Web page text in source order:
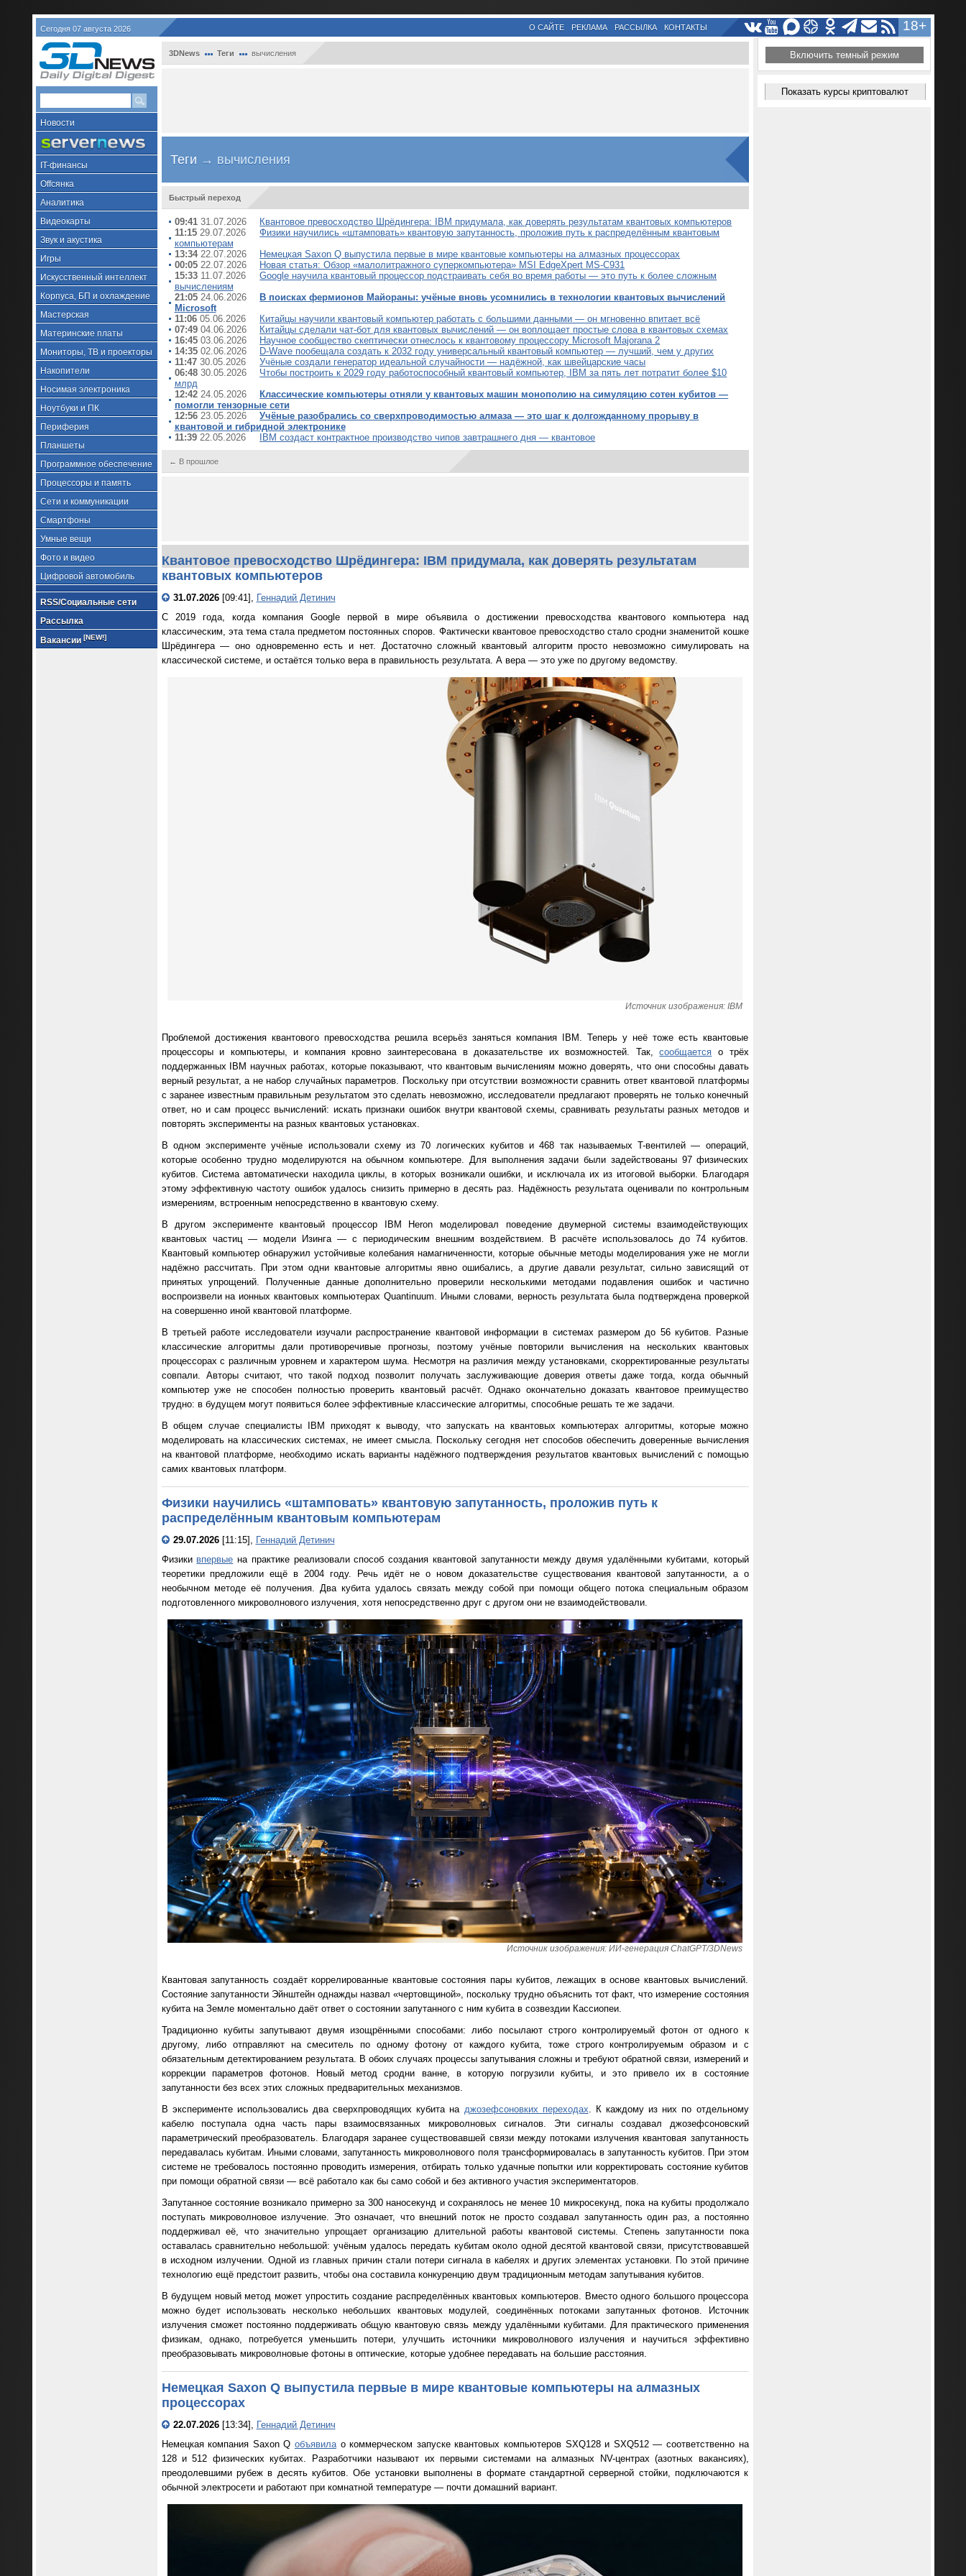
Сегодня 07 августа 2026 18+
О САЙТЕ РЕКЛАМА РАССЫЛКА КОНТАКТЫ
Новости
IT-финансы
Offсянка
Аналитика
Видеокарты
Звук и акустика
Игры
Искусственный интеллект
Корпуса, БП и охлаждение
Мастерская
Материнские платы
Мониторы, ТВ и проекторы
Накопители
Носимая электроника
Ноутбуки и ПК
Периферия
Планшеты
Программное обеспечение
Процессоры и память
Сети и коммуникации
Смартфоны
Умные вещи
Фото и видео
Цифровой автомобиль
RSS/Социальные сети
Рассылка
Вакансии [NEW!]
3DNews Теги вычисления
Теги → вычисления
Быстрый переход
09:4131.07.2026
Квантовое превосходство Шрёдингера: IBM придумала, как доверять результатам квантовых компьютеров
11:1529.07.2026
Физики научились «штамповать» квантовую запутанность, проложив путь к распределённым квантовым
компьютерам
13:3422.07.2026
Немецкая Saxon Q выпустила первые в мире квантовые компьютеры на алмазных процессорах
00:0522.07.2026
Новая статья: Обзор «малолитражного суперкомпьютера» MSI EdgeXpert MS-C931
15:3311.07.2026
Google научила квантовый процессор подстраивать себя во время работы — это путь к более сложным
вычислениям
21:0524.06.2026
В поисках фермионов Майораны: учёные вновь усомнились в технологии квантовых вычислений
Microsoft
11:0605.06.2026
Китайцы научили квантовый компьютер работать с большими данными — он мгновенно впитает всё
07:4904.06.2026
Китайцы сделали чат-бот для квантовых вычислений — он воплощает простые слова в квантовых схемах
16:4503.06.2026
Научное сообщество скептически отнеслось к квантовому процессору Microsoft Majorana 2
14:3502.06.2026
D-Wave пообещала создать к 2032 году универсальный квантовый компьютер — лучший, чем у других
11:4730.05.2026
Учёные создали генератор идеальной случайности — надёжной, как швейцарские часы
06:4830.05.2026
Чтобы построить к 2029 году работоспособный квантовый компьютер, IBM за пять лет потратит более $10
млрд
12:4224.05.2026
Классические компьютеры отняли у квантовых машин монополию на симуляцию сотен кубитов —
помогли тензорные сети
12:5623.05.2026
Учёные разобрались со сверхпроводимостью алмаза — это шаг к долгожданному прорыву в
квантовой и гибридной электронике
11:3922.05.2026 IBM создаст контрактное производство чипов завтрашнего дня — квантовое
← В прошлое
Квантовое превосходство Шрёдингера: IBM придумала, как доверять результатам
квантовых компьютеров
31.07.2026[09:41], Геннадий Детинич
С 2019 года, когда компания Google первой в мире объявила о достижении превосходства квантового компьютера над
классическим, эта тема стала предметом постоянных споров. Фактически квантовое превосходство стало сродни знаменитой кошке
Шрёдингера — оно одновременно есть и нет. Достаточно сложный квантовый алгоритм просто невозможно симулировать на
классической системе, и остаётся только вера в правильность результата. А вера — это уже по другому ведомству.
Источник изображения: IBM
Проблемой достижения квантового превосходства решила всерьёз заняться компания IBM. Теперь у неё тоже есть квантовые
процессоры и компьютеры, и компания кровно заинтересована в доказательстве их возможностей. Так,сообщается о трёх
поддержанных IBM научных работах, которые показывают, что квантовым вычислениям можно доверять, что они способны давать
верный результат, а не набор случайных параметров. Поскольку при отсутствии возможности сравнить ответ квантовой платформы
с заранее известным правильным результатом это сделать невозможно, исследователи предлагают проверять не только конечный
ответ, но и сам процесс вычислений: искать признаки ошибок внутри квантовой схемы, сравнивать результаты разных методов и
повторять эксперименты на разных квантовых установках.
В одном эксперименте учёные использовали схему из 70 логических кубитов и 468 так называемых T-вентилей — операций,
которые особенно трудно моделируются на обычном компьютере. Для выполнения задачи были задействованы 97 физических
кубитов. Система автоматически находила циклы, в которых возникали ошибки, и исключала их из итоговой выборки. Благодаря
этому эффективную частоту ошибок удалось снизить примерно в десять раз. Надёжность результата оценивали по контрольным
измерениям, встроенным непосредственно в квантовую схему.
В другом эксперименте квантовый процессор IBM Heron моделировал поведение двумерной системы взаимодействующих
квантовых частиц — модели Изинга — с периодическим внешним воздействием. В расчёте использовалось до 74 кубитов.
Квантовый компьютер обнаружил устойчивые колебания намагниченности, которые обычные методы моделирования уже не могли
надёжно рассчитать. При этом одни квантовые алгоритмы явно ошибались, а другие давали результат, сильно зависящий от
принятых упрощений. Полученные данные дополнительно проверили несколькими методами подавления ошибок и частично
воспроизвели на ионных квантовых компьютерах Quantinuum. Иными словами, верность результата была подтверждена проверкой
на совершенно иной квантовой платформе.
В третьей работе исследователи изучали распространение квантовой информации в системах размером до 56 кубитов. Разные
классические алгоритмы дали противоречивые прогнозы, поэтому учёные повторили вычисления на нескольких квантовых
процессорах с различным уровнем и характером шума. Несмотря на различия между установками, скорректированные результаты
совпали. Авторы считают, что такой подход позволит получать заслуживающие доверия ответы даже тогда, когда обычный
компьютер уже не способен полностью проверить квантовый расчёт. Однако окончательно доказать квантовое преимущество
трудно: в будущем могут появиться более эффективные классические алгоритмы, способные решать те же задачи.
В общем случае специалисты IBM приходят к выводу, что запускать на квантовых компьютерах алгоритмы, которые можно
моделировать на классических системах, не имеет смысла. Поскольку сегодня нет способов обеспечить доверенные вычисления
на квантовой платформе, необходимо искать варианты надёжного подтверждения результатов квантовых вычислений с помощью
самих квантовых платформ.
Физики научились «штамповать» квантовую запутанность, проложив путь к
распределённым квантовым компьютерам
29.07.2026[11:15],
Геннадий Детинич
Физики впервые на практике реализовали способ создания квантовой запутанности между двумя удалёнными кубитами, который
теоретики предложили ещё в 2004 году. Речь идёт не о новом доказательстве существования квантовой запутанности, а о
необычном методе её получения. Два кубита удалось связать между собой при помощи общего потока специальным образом
подготовленного микроволнового излучения, хотя непосредственно друг с другом они не взаимодействовали.
Источник изображения: ИИ-генерация ChatGPT/3DNews
Квантовая запутанность создаёт коррелированные квантовые состояния пары кубитов, лежащих в основе квантовых вычислений.
Состояние запутанности Эйнштейн однажды назвал «чертовщиной», поскольку трудно объяснить тот факт, что измерение состояния
кубита на Земле моментально даёт ответ о состоянии запутанного с ним кубита в созвездии Кассиопеи.
Традиционно кубиты запутывают двумя изощрёнными способами: либо посылают строго контролируемый фотон от одного к
другому, либо отправляют на смеситель по одному фотону от каждого кубита, тоже строго контролируемым образом и с
обязательным детектированием результата. В обоих случаях процессы запутывания сложны и требуют обратной связи, измерений и
коррекции параметров фотонов. Новый метод сродни ванне, в которую погрузили кубиты, и это привело их в состояние
запутанности без всех этих сложных предварительных механизмов.
В эксперименте использовались два сверхпроводящих кубита на джозефсоновких переходах. К каждому из них по отдельному
кабелю поступала одна часть пары взаимосвязанных микроволновых сигналов. Эти сигналы создавал джозефсоновский
параметрический преобразователь. Благодаря заранее существовавшей связи между потоками излучения квантовая запутанность
передавалась кубитам. Иными словами, запутанность микроволнового поля трансформировалась в запутанность кубитов. При этом
системе не требовалось постоянно проводить измерения, отбирать только удачные попытки или корректировать состояние кубитов
при помощи обратной связи — всё работало как бы само собой и без активного участия экспериментаторов.
Запутанное состояние возникало примерно за 300 наносекунд и сохранялось не менее 10 микросекунд, пока на кубиты продолжало
поступать микроволновое излучение. Это означает, что внешний поток не просто создавал запутанность один раз, а постоянно
поддерживал её, что значительно упрощает организацию длительной работы квантовой системы. Степень запутанности пока
оставалась сравнительно небольшой: учёным удалось передать кубитам около одной десятой квантовой связи, присутствовавшей
в исходном излучении. Одной из главных причин стали потери сигнала в кабелях и других элементах установки. По этой причине
технологию ещё предстоит развить, чтобы она составила конкуренцию двум традиционным методам запутывания кубитов.
В будущем новый метод может упростить создание распределённых квантовых компьютеров. Вместо одного большого процессора
можно будет использовать несколько небольших квантовых модулей, соединённых потоками запутанных фотонов. Источник
излучения сможет постоянно поддерживать общую квантовую связь между удалёнными кубитами. Для практического применения
физикам, однако, потребуется уменьшить потери, улучшить источники микроволнового излучения и научиться эффективно
преобразовывать микроволновые фотоны в оптические, которые удобнее передавать на большие расстояния.
Немецкая Saxon Q выпустила первые в мире квантовые компьютеры на алмазных
процессорах
22.07.2026[13:34], Геннадий Детинич
Немецкая компания Saxon Q объявилао коммерческом запуске квантовых компьютеров SXQ128 и SXQ512 — соответственно на
128 и 512 физических кубитах. Разработчики называют их первыми системами на алмазных NV-центрах (азотных вакансиях),
преодолевшими рубеж в десять кубитов. Обе установки выполнены в формате стандартной серверной стойки, подключаются к
обычной электросети и работают при комнатной температуре — почти домашний вариант.
Включить темный режим
Показать курсы криптовалют